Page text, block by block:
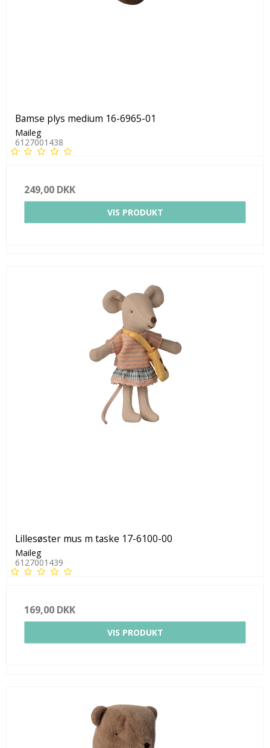
Bamse plys medium 16-6965-01
Maileg
6127001438
249,00 DKK
VIS PRODUKT
Lillesøster mus m taske 17-6100-00
Maileg
6127001439
169,00 DKK
VIS PRODUKT